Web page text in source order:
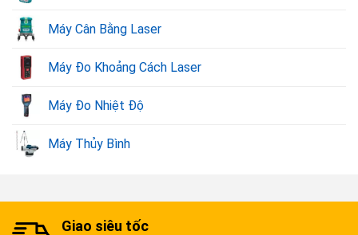
Máy Cân Bằng Laser
Máy Đo Khoảng Cách Laser
Máy Đo Nhiệt Độ
Máy Thủy Bình
Giao siêu tốc